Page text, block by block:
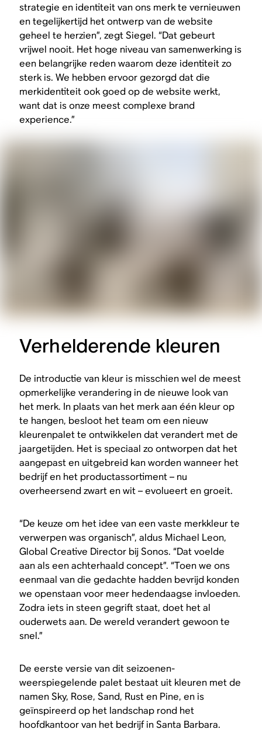
strategie en identiteit van ons merk te vernieuwen
en tegelijkertijd het ontwerp van de website
geheel te herzien”, zegt Siegel. “Dat gebeurt
vrijwel nooit. Het hoge niveau van samenwerking is
een belangrijke reden waarom deze identiteit zo
sterk is. We hebben ervoor gezorgd dat die
merkidentiteit ook goed op de website werkt,
want dat is onze meest complexe brand
experience.”
Verhelderende kleuren
De introductie van kleur is misschien wel de meest
opmerkelijke verandering in de nieuwe look van
het merk. In plaats van het merk aan één kleur op
te hangen, besloot het team om een nieuw
kleurenpalet te ontwikkelen dat verandert met de
jaargetijden. Het is speciaal zo ontworpen dat het
aangepast en uitgebreid kan worden wanneer het
bedrijf en het productassortiment – nu
overheersend zwart en wit – evolueert en groeit.
“De keuze om het idee van een vaste merkkleur te
verwerpen was organisch”, aldus Michael Leon,
Global Creative Director bij Sonos. “Dat voelde
aan als een achterhaald concept”. “Toen we ons
eenmaal van die gedachte hadden bevrijd konden
we openstaan voor meer hedendaagse invloeden.
Zodra iets in steen gegrift staat, doet het al
ouderwets aan. De wereld verandert gewoon te
snel.”
De eerste versie van dit seizoenen-
weerspiegelende palet bestaat uit kleuren met de
namen Sky, Rose, Sand, Rust en Pine, en is
geïnspireerd op het landschap rond het
hoofdkantoor van het bedrijf in Santa Barbara.